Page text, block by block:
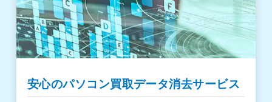
安心のパソコン買取データ消去サービス